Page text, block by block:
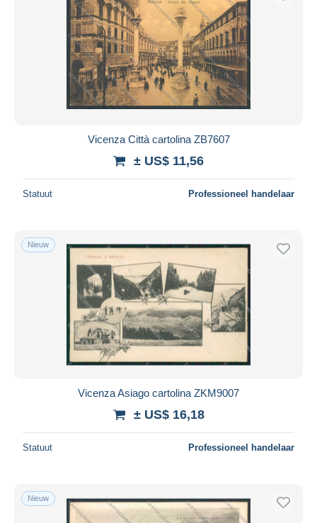
Vicenza Città cartolina ZB7607
± US$ 11,56
Statuut Professioneel handelaar
Nieuw
Vicenza Asiago cartolina ZKM9007
± US$ 16,18
Statuut Professioneel handelaar
Nieuw